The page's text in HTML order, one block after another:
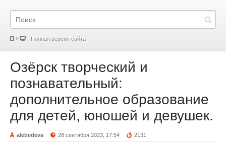
Полная версия сайта
Озёрск творческий и
познавательный:
дополнительное образование
для детей, юношей и девушек.
alebedeva 28 сентября 2023, 17:54 2131